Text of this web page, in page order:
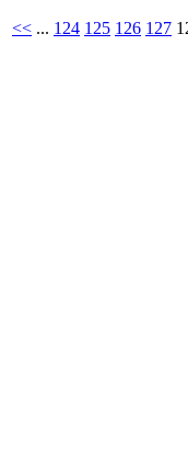
<< ... 124 125 126 127